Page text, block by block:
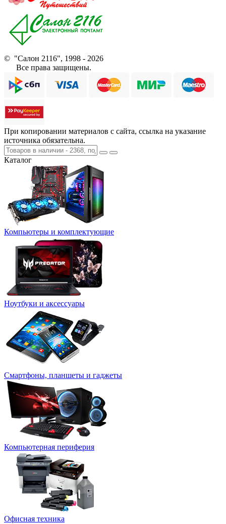
© "Салон 2116", 1998 - 2026
Все права защищены.
При копировании материалов с сайта, ссылка на указание
источника обязательна.
Каталог
Компьютеры и комплектующие
Ноутбуки и аксессуары
Смартфоны, планшеты и гаджеты
Компьютерная периферия
Офисная техника